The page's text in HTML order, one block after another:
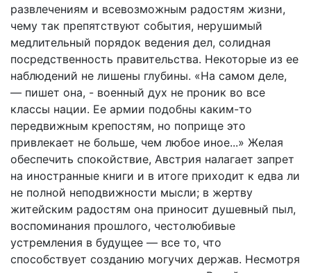
развлечениям и всевозможным радостям жизни,
чему так препятствуют события, нерушимый
медлительный порядок ведения дел, солидная
посредственность правительства. Некоторые из ее
наблюдений не лишены глубины. «На самом деле,
— пишет она, - военный дух не проник во все
классы нации. Ее армии подобны каким-то
передвижным крепостям, но поприще это
привлекает не больше, чем любое иное...» Желая
обеспечить спокойствие, Австрия налагает запрет
на иностранные книги и в итоге приходит к едва ли
не полной неподвижности мысли; в жертву
житейским радостям она приносит душевный пыл,
воспоминания прошлого, честолюбивые
устремления в будущее — все то, что
способствует созданию могучих держав. Несмотря